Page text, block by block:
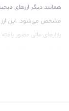
همانند دیگر ارزهای
بازارهای مالی حضور
قیمت لاولی اینو